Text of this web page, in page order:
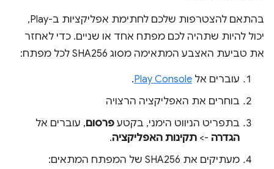
בהתאם להצטרפות שלכם לחתימת אפליקציות ב-Play,
יכול להיות שתהיה לכם מפתח אחד או שניים. כדי לאחזר
את טביעת האצבע המתאימה מסוג SHA256 לכל מפתח:
עוברים אל Play Console
.
בוחרים את האפליקציה הרצויה
בתפריט הניווט הימני, בקטע פרסום, עוברים אל
הגדרה -> תקינות האפליקציה.
מעתיקים את SHA256 של המפתח המתאים: